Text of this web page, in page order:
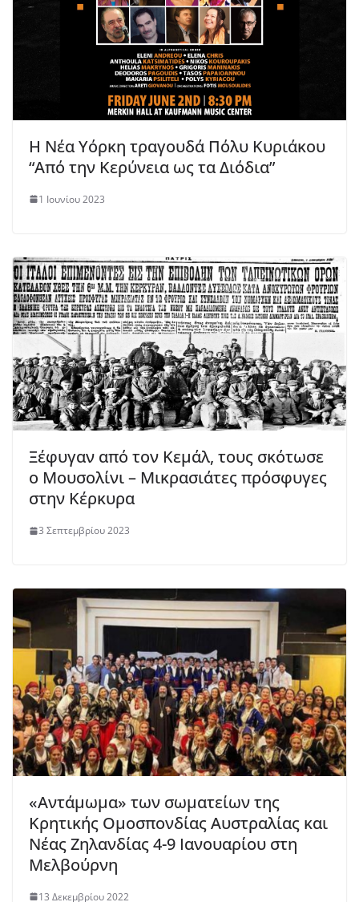
Η Νέα Υόρκη τραγουδά Πόλυ Κυριάκου
“Από την Κερύνεια ως τα Διόδια”
1 Ιουνίου 2023
Ξέφυγαν από τον Κεμάλ, τους σκότωσε
ο Μουσολίνι – Μικρασιάτες πρόσφυγες
στην Κέρκυρα
3 Σεπτεμβρίου 2023
«Αντάμωμα» των σωματείων της
Κρητικής Ομοσπονδίας Αυστραλίας και
Νέας Ζηλανδίας 4-9 Ιανουαρίου στη
Μελβούρνη
13 Δεκεμβρίου 2022